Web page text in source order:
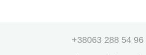
+38063 288 54 96